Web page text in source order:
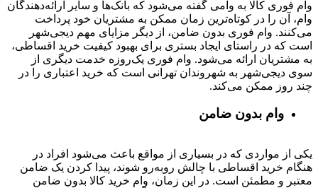
وام فوری کالا به وامی گفته می‌شود که بانک‌ها و سایر ارائه‌دهندگان
وام، آن را در کوتاه‌ترین زمان ممکن به مشتریان خود پرداخت
می‌کنند. وام فوری بدون ضامن، از دیگر مزایای مهم دیجی‌شهر
است که در راستای ایجاد بستری برای بهبود کیفیت خرید اقساطی،
به مشتریان ارائه می‌شود. وام فوری یک‌روزه خدمت دیگری از
سوی دیجی‌شهر به شهروندان تهرانی است که خرید اعتباری را در
چند روز ممکن می‌کند.
وام بدون ضامن
یکی از مواردی که در بسیاری از مواقع باعث می‌شود افراد در
هنگام خرید اقساطی با چالش روبه‌رو شوند، پیدا کردن یک ضامن
معتبر و مطمئن است. در این زمان، وام خرید کالا بدون ضامن